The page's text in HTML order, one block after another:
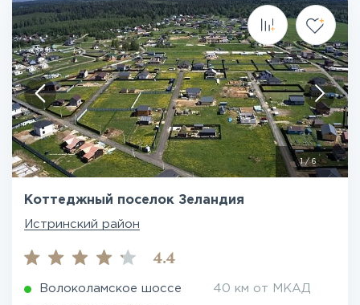
1/6
Коттеджный поселок Зеландия
Истринский район
4.4
Волоколамское шоссе 40 км от МКАД